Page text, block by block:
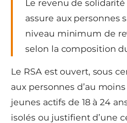
Le revenu de solidarité
assure aux personnes
niveau minimum de
selon la composition
Le RSA est ouvert, sous
aux personnes d’au
jeunes actifs de 18 à 24
isolés ou justifient d’une